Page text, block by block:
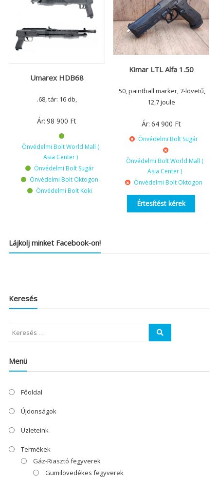
Umarex HDB68
.68, tár: 16 db,
Ár: 98 900 Ft
Önvédelmi Bolt World Mall (
Asia Center )
Önvédelmi Bolt Sugár
Önvédelmi Bolt Oktogon
Önvédelmi Bolt Köki
Kimar LTL Alfa 1.50
.50, paintball marker, 7-lövetű,
12,7 joule
Ár: 64 900 Ft
Önvédelmi Bolt Sugár
Önvédelmi Bolt World Mall (
Asia Center )
Önvédelmi Bolt Oktogon
Értesítést kérek
Lájkolj minket Facebook-on!
Keresés
Menü
Főoldal
Újdonságok
Üzleteink
Termékek
Gáz-Riasztó fegyverek
Gumilövedékes fegyverek